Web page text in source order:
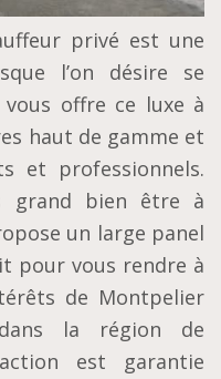
privé est une
l’on désire se
vous offre ce luxe à
haut de gamme et
et professionnels.
grand bien être à
un large panel
pour vous rendre à
de Montpelier
la région de
est garantie